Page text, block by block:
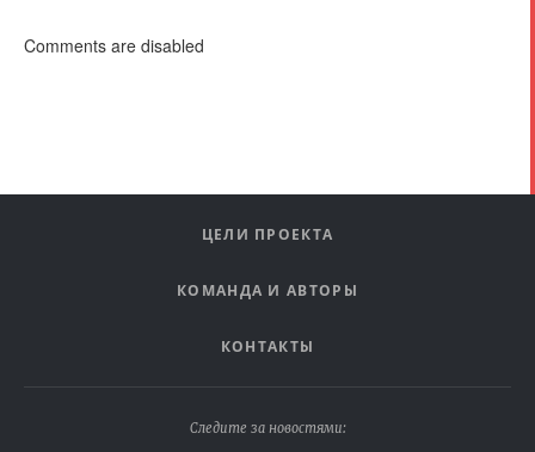
Comments are disabled
ЦЕЛИ ПРОЕКТА
КОМАНДА И АВТОРЫ
КОНТАКТЫ
Следите за новостями: